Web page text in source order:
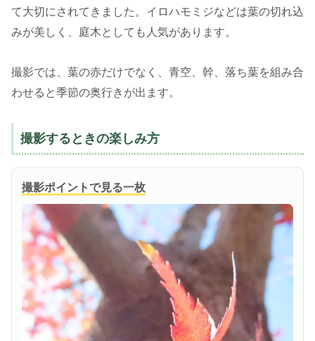
て大切にされてきました。イロハモミジなどは葉の切れ込
みが美しく、庭木としても人気があります。
撮影では、葉の赤だけでなく、青空、幹、落ち葉を組み合
わせると季節の奥行きが出ます。
撮影するときの楽しみ方
撮影ポイントで見る一枚